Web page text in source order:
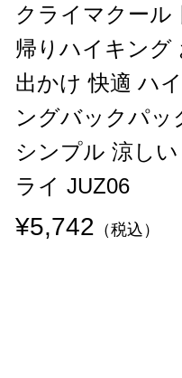
クライマクール
帰りハイキング
出かけ 快適 ハ
ングバックパッ
シンプル 涼しい
ライ JUZ06
¥5,742 （税込）